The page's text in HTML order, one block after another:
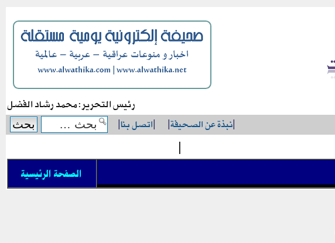
رئيس التحرير: محمد رشاد الفضل
|نبذة عن الصحيفة|
|اتصل بنا|
|
الصفحة الرئيسية